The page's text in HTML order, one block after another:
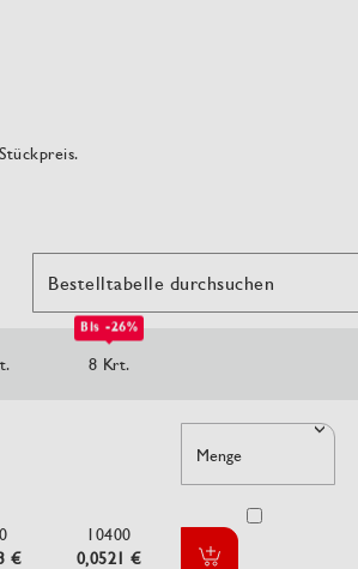
Bestelltabelle durchsuchen
Bis -26%
8 Krt.
€
10400
0,0521 €
Menge